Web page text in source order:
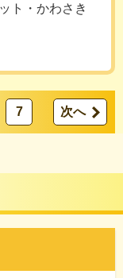
ト・かわさき
7 次へ